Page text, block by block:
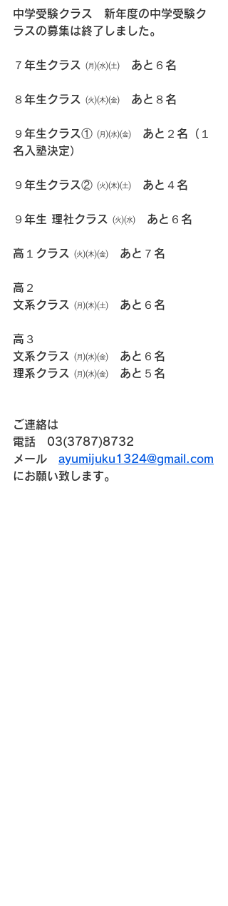
中学受験クラス　新年度の中学受験ク
ラスの募集は終了しました。
７年生クラス ㈪㈬㈯　あと６名
８年生クラス ㈫㈭㈮　あと８名
９年生クラス① ㈪㈬㈮　あと２名（１
名入塾決定）
９年生クラス② ㈫㈭㈯　あと４名
９年生 理社クラス ㈫㈬　あと６名
高１クラス ㈫㈭㈮　あと７名
高２
文系クラス ㈪㈭㈯　あと６名
高３
文系クラス ㈪㈬㈮　あと６名
理系クラス ㈪㈬㈮　あと５名
ご連絡は
電話　03(3787)8732
メール ayumijuku1324@gmail.com
にお願い致します。